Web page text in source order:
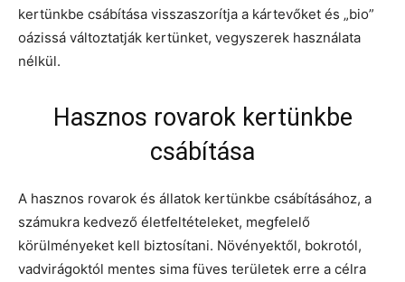
kertünkbe csábítása visszaszorítja a kártevőket és „bio”
oázissá változtatják kertünket, vegyszerek használata
nélkül.
Hasznos rovarok kertünkbe
csábítása
A hasznos rovarok és állatok kertünkbe csábításához, a
számukra kedvező életfeltételeket, megfelelő
körülményeket kell biztosítani. Növényektől, bokrotól,
vadvirágoktól mentes sima füves területek erre a célra